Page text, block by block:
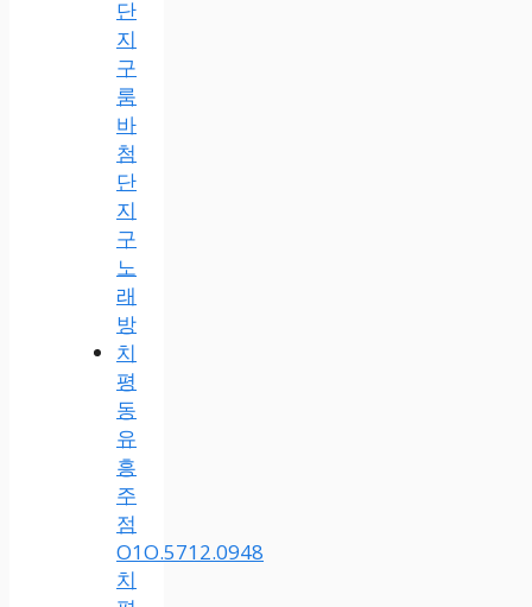
단
지
구
룸
바
첨
단
지
구
노
래
방
치
평
동
유
흥
주
점
O1O.5712.0948
치